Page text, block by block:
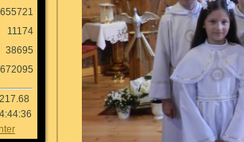
11174
38695